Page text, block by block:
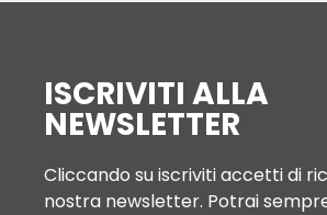
ISCRIVITI ALLA
NEWSLETTER
Cliccando su iscriviti accetti di
nostra newsletter. Potrai